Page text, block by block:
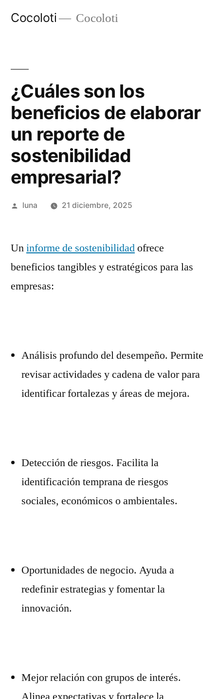
Cocoloti Cocoloti
¿Cuáles son los
beneficios de elaborar
un reporte de
sostenibilidad
empresarial?
Publicado
luna 21 diciembre, 2025
Uninforme de sostenibilidadofrece
beneficios tangibles y estratégicos para las
empresas:
Análisis profundo del desempeño. Permite
revisar actividades y cadena de valor para
identificar fortalezas y áreas de mejora.
Detección de riesgos. Facilita la
identificación temprana de riesgos
sociales, económicos o ambientales.
Oportunidades de negocio. Ayuda a
redefinir estrategias y fomentar la
innovación.
Mejor relación con grupos de interés.